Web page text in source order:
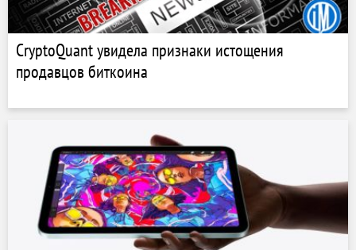
CryptoQuant увидела признаки истощения
продавцов биткоина